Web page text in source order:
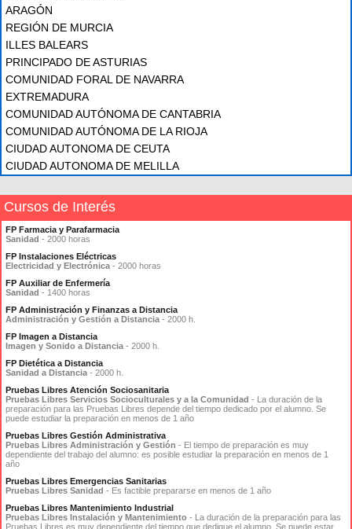
ARAGÓN
REGIÓN DE MURCIA
ILLES BALEARS
PRINCIPADO DE ASTURIAS
COMUNIDAD FORAL DE NAVARRA
EXTREMADURA
COMUNIDAD AUTÓNOMA DE CANTABRIA
COMUNIDAD AUTÓNOMA DE LA RIOJA
CIUDAD AUTONOMA DE CEUTA
CIUDAD AUTONOMA DE MELILLA
Cursos de Interés
FP Farmacia y Parafarmacia
Sanidad - 2000 horas
FP Instalaciones Eléctricas
Electricidad y Electrónica - 2000 horas
FP Auxiliar de Enfermería
Sanidad - 1400 horas
FP Administración y Finanzas a Distancia
Administración y Gestión a Distancia - 2000 h.
FP Imagen a Distancia
Imagen y Sonido a Distancia - 2000 h.
FP Dietética a Distancia
Sanidad a Distancia - 2000 h.
Pruebas Libres Atención Sociosanitaria
Pruebas Libres Servicios Socioculturales y a la Comunidad - La duración de la
preparación para las Pruebas Libres depende del tiempo dedicado por el alumno. Se
puede estudiar la preparación en menos de 1 año
Pruebas Libres Gestión Administrativa
Pruebas Libres Administración y Gestión - El tiempo de preparación es muy
dependiente del trabajo del alumno: es posible estudiar la preparación en menos de 1
año
Pruebas Libres Emergencias Sanitarias
Pruebas Libres Sanidad - Es factible prepararse en menos de 1 año
Pruebas Libres Mantenimiento Industrial
Pruebas Libres Instalación y Mantenimiento - La duración de la preparación para las
Pruebas Libres es muy dependiente del tiempo que dedique el alumno. Se puede estar